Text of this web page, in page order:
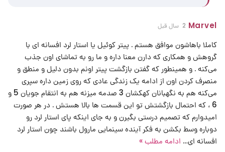
Marvel 2 سال قبل
کاملا باهاشون موافق هستم . پیتر کوئیل یا استار لرد افسانه ای با
گروهش و همکاری که دارن معنا داره و ما رو به تماشای اون جذب
می‌کنه . و همینطور که گفتن بازگشت پیتر اونم بدون دلیل و منطق و
منصرف کردن اون از ادامه یک زندگی عادی که روی زمین داره سپری
می‌کنه هم به نگهبانان کهکشان 3 صدمه میزنه هم به انتقام جویان 5 و
6 ، که احتمال بازگشتش تو این قسمت ها بالا هستش . در هر صورت
امیدوارم که تصمیم درستی بگیرن و به جای اینکه پای استار لرد رو
دوباره وسط بکشن به فکر آینده سینمایی مارول باشند چون استار لرد
افسانه ای… ادامه مطلب »